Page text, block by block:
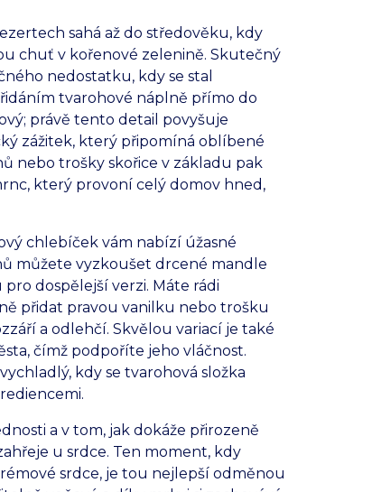
sahá až do středověku, kdy
chuť v kořenové zelenině. Skutečný
nedostatku, kdy se stal
tvarohové náplně přímo do
právě tento detail povyšuje
zážitek, který připomíná oblíbené
nebo trošky skořice v základu pak
který provoní celý domov hned,
chlebíček vám nabízí úžasné
můžete vyzkoušet drcené mandle
dospělejší verzi. Máte rádi
přidat pravou vanilku nebo trošku
a odlehčí. Skvělou variací je také
čímž podpoříte jeho vláčnost.
kdy se tvarohová složka
a v tom, jak dokáže přirozeně
u srdce. Ten moment, kdy
srdce, je tou nejlepší odměnou